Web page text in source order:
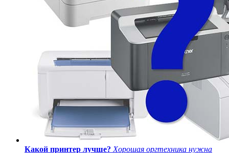
Какой принтер лучше? Хорошая оргтехника нужна